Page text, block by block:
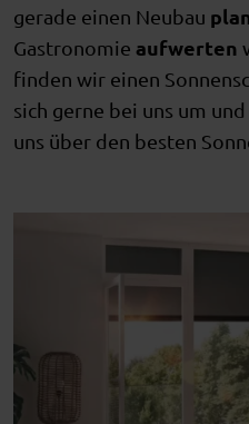
gerade einen Neubau
Gastronomie aufwerten
finden wir einen
sich gerne bei uns um und
uns über den besten